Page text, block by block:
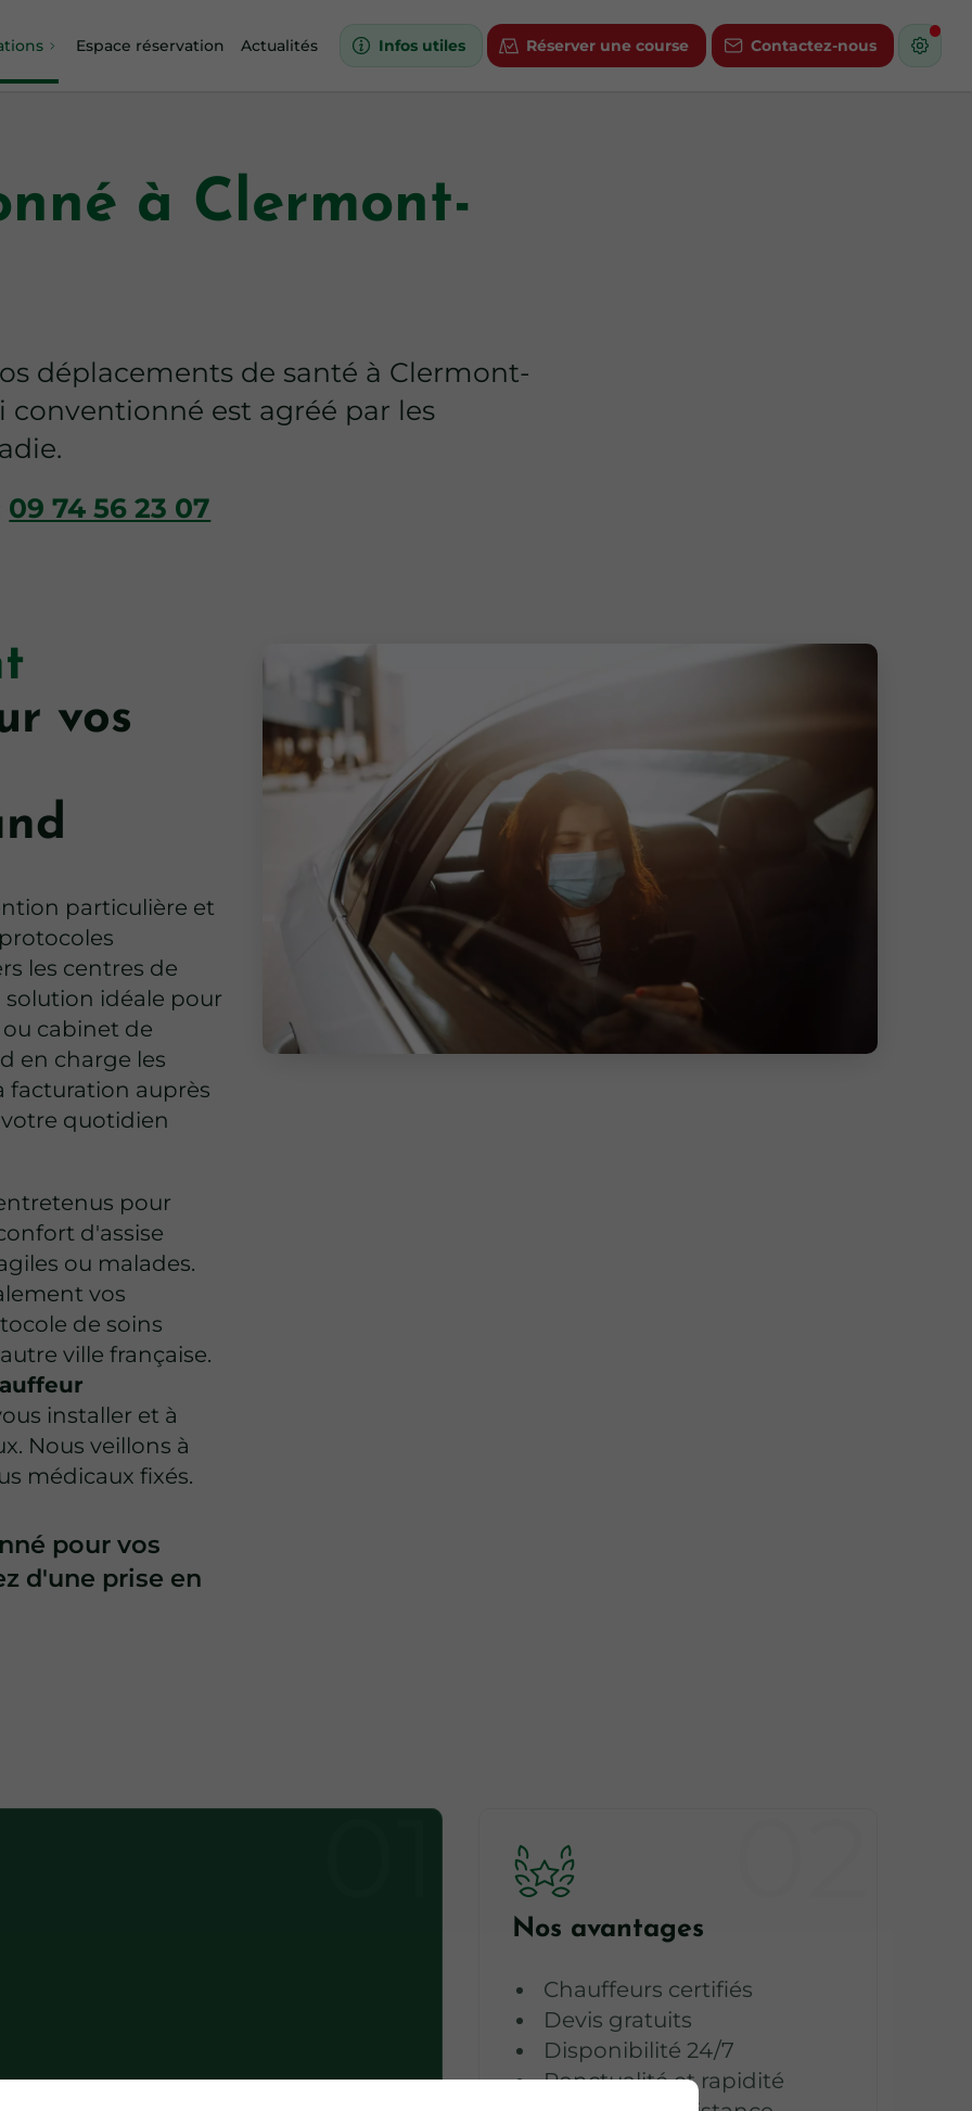
Espace réservation Actualités Infos utiles Réserver une course Contactez-nous
à Clermont-
déplacements de santé à Clermont-
conventionné est agréé par les
09 74 56 23 07
vos
particulière et
les centres de
idéale pour
cabinet de
en charge les
facturation auprès
quotidien
pour
d'assise
ou malades.
vos
de soins
ville française.
installer et à
Nous veillons à
médicaux fixés.
pour vos
d'une prise en
Nos avantages
Chauffeurs certifiés
Devis gratuits
Disponibilité 24/7
Ponctualité et rapidité